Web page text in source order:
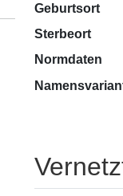
Geburtsort
Sterbeort
Normdaten